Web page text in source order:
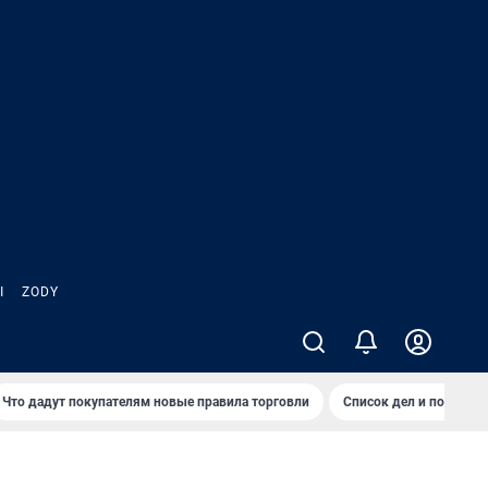
ZODY
Что дадут покупателям новые правила торговли Список дел и покупок